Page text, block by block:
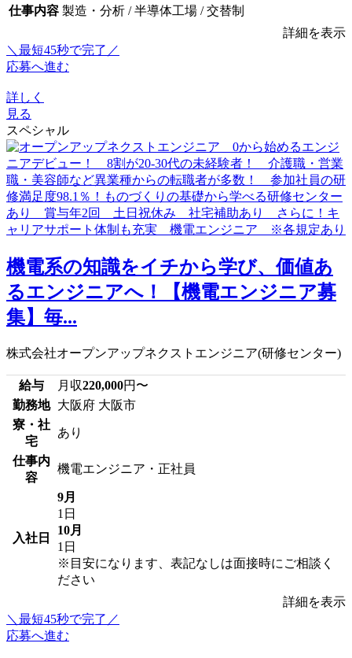
仕事内容 製造・分析 / 半導体工場 / 交替制
詳細を表示
＼最短45秒で完了／
応募へ進む
詳しく
見る
スペシャル
機電系の知識をイチから学び、価値あ
るエンジニアへ！【機電エンジニア募
集】毎...
株式会社オープンアップネクストエンジニア(研修センター)
給与 月収220,000円〜
勤務地 大阪府 大阪市
寮・社
宅
あり
仕事内
容
機電エンジニア・正社員
入社日
9月
1日
10月
1日
※目安になります、表記なしは面接時にご相談く
ださい
詳細を表示
＼最短45秒で完了／
応募へ進む